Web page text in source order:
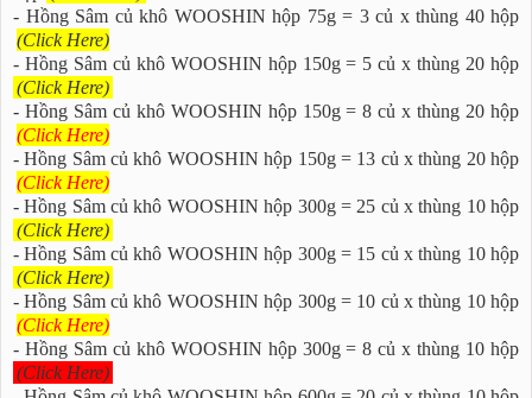
- Hồng Sâm củ khô WOOSHIN hộp 75g = 3 củ x thùng 40 hộp
(Click Here)
- Hồng Sâm củ khô WOOSHIN hộp 150g = 5 củ x thùng 20 hộp
(Click Here)
- Hồng Sâm củ khô WOOSHIN hộp 150g = 8 củ x thùng 20 hộp
(Click Here)
- Hồng Sâm củ khô WOOSHIN hộp 150g = 13 củ x thùng 20 hộp
(Click Here)
- Hồng Sâm củ khô WOOSHIN hộp 300g = 25 củ x thùng 10 hộp
(Click Here)
- Hồng Sâm củ khô WOOSHIN hộp 300g = 15 củ x thùng 10 hộp
(Click Here)
- Hồng Sâm củ khô WOOSHIN hộp 300g = 10 củ x thùng 10 hộp
(Click Here)
- Hồng Sâm củ khô WOOSHIN hộp 300g = 8 củ x thùng 10 hộp
(Click Here)